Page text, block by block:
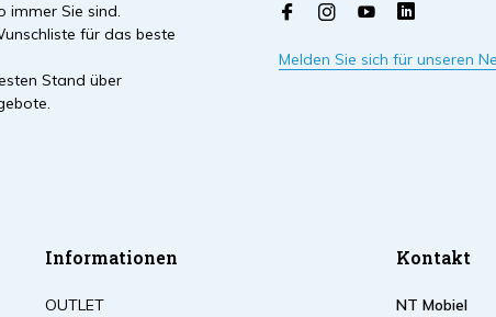
immer Sie sind.
für das beste
Stand über
Melden Sie sich für unseren
Informationen
OUTLET
Kontakt
NT Mobiel